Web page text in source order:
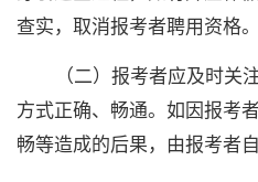
查实，取消报考者聘用资格。
（二）报考者应及时关
方式正确、畅通。如因报考
畅等造成的后果，由报考者自